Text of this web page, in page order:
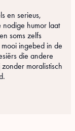
en serieus,
nodige humor laat
soms zelfs
ingebed in de
die andere
moralistisch